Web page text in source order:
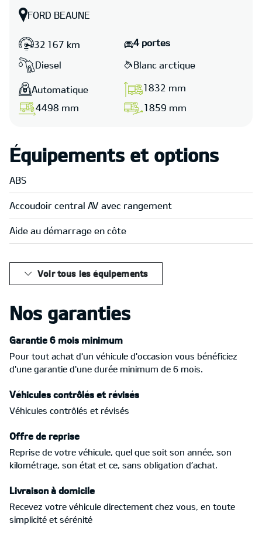
FORD BEAUNE
32 167 km
4 portes
Diesel
Blanc arctique
Automatique
1832 mm
4498 mm
1859 mm
Équipements et options
ABS
Accoudoir central AV avec rangement
Aide au démarrage en côte
Voir tous les équipements
Nos garanties
Garantie 6 mois minimum
Pour tout achat d'un véhicule d'occasion vous bénéficiez
d'une garantie d'une durée minimum de 6 mois.
Véhicules contrôlés et révisés
Véhicules contrôlés et révisés
Offre de reprise
Reprise de votre véhicule, quel que soit son année, son
kilométrage, son état et ce, sans obligation d’achat.
Livraison à domicile
Recevez votre véhicule directement chez vous, en toute
simplicité et sérénité